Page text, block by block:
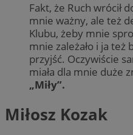
Fakt, że Ruch wrócił
mnie ważny, ale też
Klubu, żeby mnie
mnie zależało i ja też
przyjść. Oczywiście
miała dla mnie duże
„Miły”.
Miłosz Kozak